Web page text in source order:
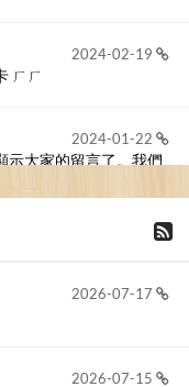
2024-02-19
ㄏㄏ
2024-01-22
示大家的留言了。我們
2026-07-17
2026-07-15